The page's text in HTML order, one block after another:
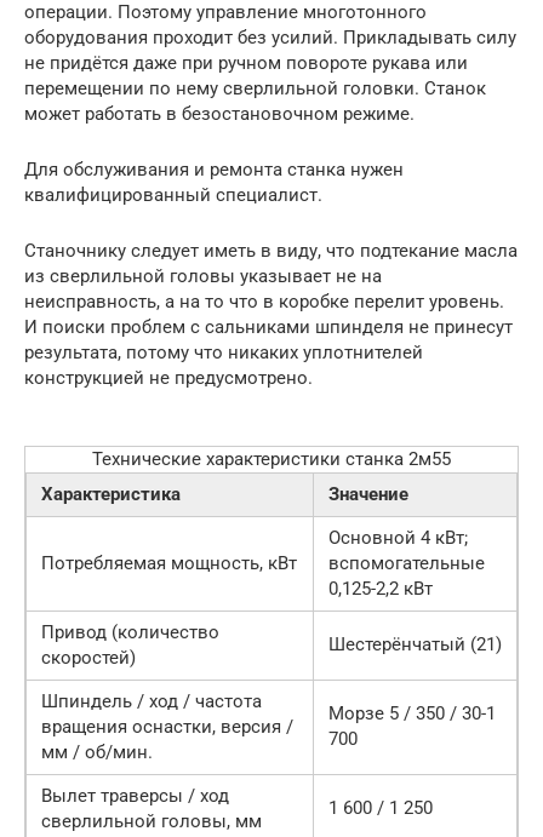
операции. Поэтому управление многотонного
оборудования проходит без усилий. Прикладывать силу
не придётся даже при ручном повороте рукава или
перемещении по нему сверлильной головки. Станок
может работать в безостановочном режиме.
Для обслуживания и ремонта станка нужен
квалифицированный специалист.
Станочнику следует иметь в виду, что подтекание масла
из сверлильной головы указывает не на
неисправность, а на то что в коробке перелит уровень.
И поиски проблем с сальниками шпинделя не принесут
результата, потому что никаких уплотнителей
конструкцией не предусмотрено.
Технические характеристики станка 2м55
Характеристика
Значение
Потребляемая мощность, кВт
Основной 4 кВт;
вспомогательные
0,125-2,2 кВт
Привод (количество
скоростей)
Шестерёнчатый (21)
Шпиндель / ход / частота
вращения оснастки, версия /
мм / об/мин.
Морзе 5 / 350 / 30-1
700
Вылет траверсы / ход
сверлильной головы, мм
1 600 / 1 250